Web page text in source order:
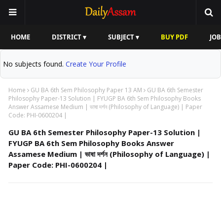
HOME DISTRICT ▾ SUBJECT ▾ BUY PDF
No subjects found. Create Your Profile
Home GU BA 6th Sem Philosophy Paper 13 AM
GU BA 6th Semester
Philosophy Paper-13 Solution | FYUGP BA 6th Sem Philosophy Books
Answer Assamese Medium | ভাষা দৰ্শন (Philosophy of Language) | Paper
Code: PHI-0600204 |
GU BA 6th Semester Philosophy Paper-13 Solution |
FYUGP BA 6th Sem Philosophy Books Answer
Assamese Medium | ভাষা দৰ্শন (Philosophy of Language) |
Paper Code: PHI-0600204 |